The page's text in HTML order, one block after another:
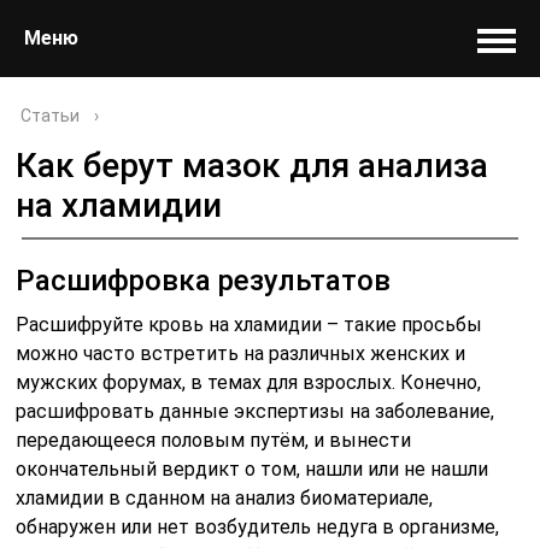
Меню
Статьи ›
Как берут мазок для анализа
на хламидии
Расшифровка результатов
Расшифруйте кровь на хламидии – такие просьбы
можно часто встретить на различных женских и
мужских форумах, в темах для взрослых. Конечно,
расшифровать данные экспертизы на заболевание,
передающееся половым путём, и вынести
окончательный вердикт о том, нашли или не нашли
хламидии в сданном на анализ биоматериале,
обнаружен или нет возбудитель недуга в организме,